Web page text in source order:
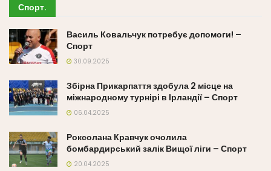
Спорт.
Василь Ковальчук потребує допомоги! –
Спорт
30.09.2025
Збірна Прикарпаття здобула 2 місце на
міжнародному турнірі в Ірландії – Спорт
06.04.2025
Роксолана Кравчук очолила
бомбардирський залік Вищої ліги – Спорт
20.04.2025